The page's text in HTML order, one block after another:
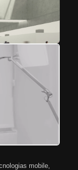
mobile,